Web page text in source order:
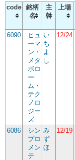
code 銘柄
名
主
幹
上場
6090
ヒュ
ーマ
ン・
メタ
ボロ
ー
ム・
テク
ノロ
ジー
ズ
い
ち
よ
し
12/24
6086
シン
プロ
メン
テ
み
ず
ほ
12/19